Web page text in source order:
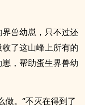
兽幼崽，只不过还
了这山峰上所有的
，帮助蛋生界兽幼
做。”不灭在得到了